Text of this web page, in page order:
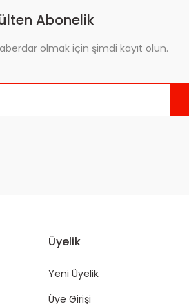
Abonelik
olmak için şimdi kayıt olun.
Üyelik
Yeni Üyelik
Üye Girişi